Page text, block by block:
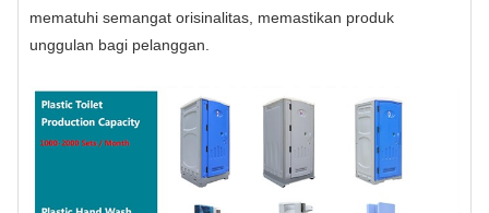
mematuhi semangat orisinalitas, memastikan produk
unggulan bagi pelanggan.